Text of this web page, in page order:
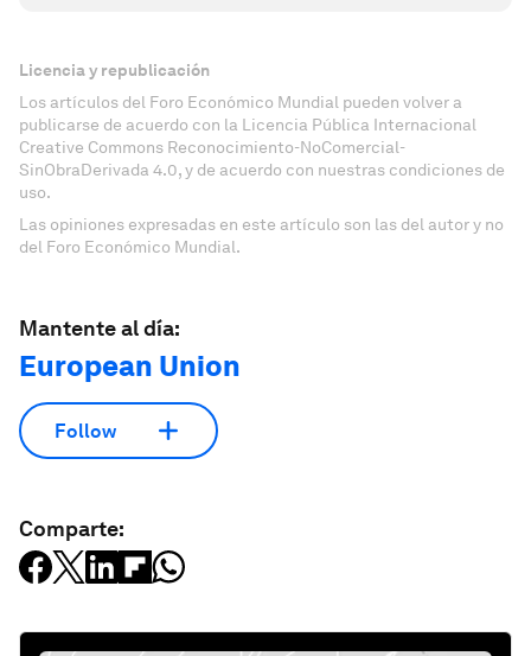
Licencia y republicación
Los artículos del Foro Económico Mundial pueden volver a
publicarse de acuerdo con la Licencia Pública Internacional
Creative Commons Reconocimiento-NoComercial-
SinObraDerivada 4.0, y de acuerdo con nuestras condiciones de
uso.
Las opiniones expresadas en este artículo son las del autor y no
del Foro Económico Mundial.
Mantente al día:
European Union
Follow
Comparte: